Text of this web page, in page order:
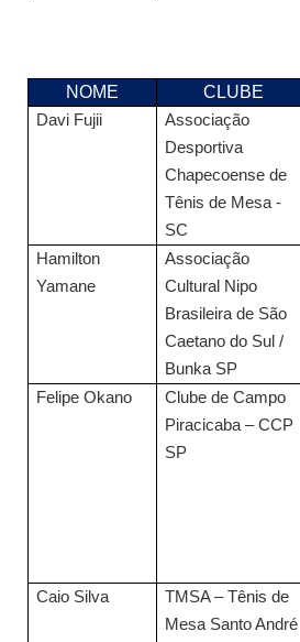
NOME CLUBE
Davi Fujii
Associação
Desportiva
Chapecoense de
Tênis de Mesa -
SC
Hamilton
Yamane
Associação
Cultural Nipo
Brasileira de São
Caetano do Sul /
Bunka SP
Felipe Okano
Clube de Campo
Piracicaba – CCP
SP
Caio Silva
TMSA – Tênis de
Mesa Santo André